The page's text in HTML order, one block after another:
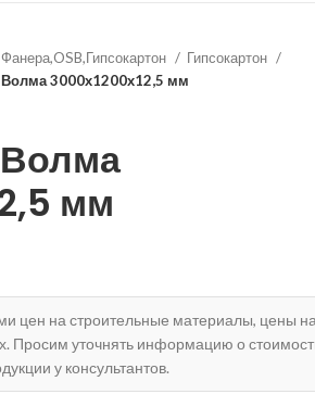
Фанера,OSB,Гипсокартон
Гипсокартон
Волма 3000х1200х12,5 мм
мм
цен на строительные материалы, цены
Просим уточнять информацию о
у консультантов.